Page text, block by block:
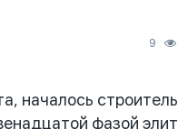
9
началось
фазой